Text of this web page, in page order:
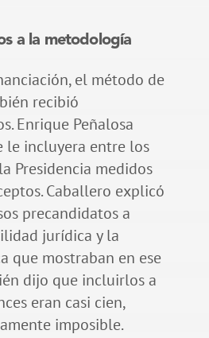
a la metodología
el método de
recibió
Enrique Peñalosa
le incluyera entre los
Presidencia medidos
Caballero explicó
precandidatos a
jurídica y la
que mostraban en ese
dijo que incluirlos a
eran casi cien,
imposible.